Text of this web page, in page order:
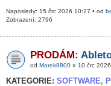
Naposledy: 15 črc 2026 10:27 • od
Zobrazení: 2796
PRODÁM:
od Marek8800 » 10 črc
KATEGORIE: SOFTWARE,